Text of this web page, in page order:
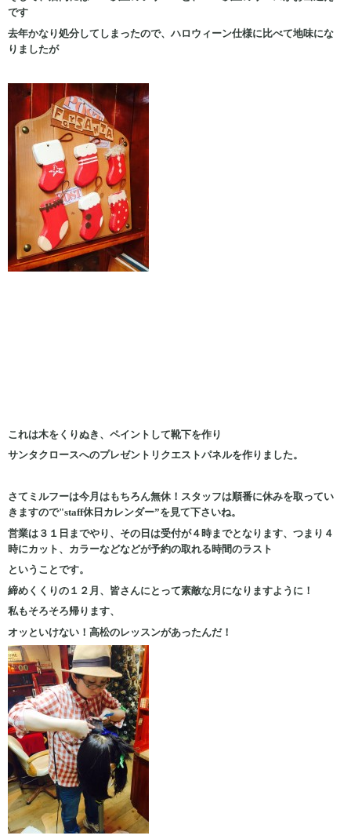
です
去年かなり処分してしまったので、ハロウィーン仕様に比べて地味にな
りましたが
これは木をくりぬき、ペイントして靴下を作り
サンタクロースへのプレゼントリクエストパネルを作りました。
さてミルフーは今月はもちろん無休！スタッフは順番に休みを取ってい
きますので"staff休日カレンダー”を見て下さいね。
営業は３１日までやり、その日は受付が４時までとなります、つまり４
時にカット、カラーなどなどが予約の取れる時間のラスト
ということです。
締めくくりの１２月、皆さんにとって素敵な月になりますように！
私もそろそろ帰ります、
オッといけない！高松のレッスンがあったんだ！